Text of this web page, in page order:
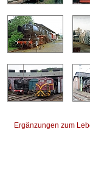
Ergänzungen zum